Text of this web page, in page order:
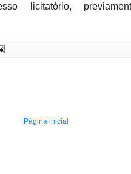
licitatório,
Página inicial